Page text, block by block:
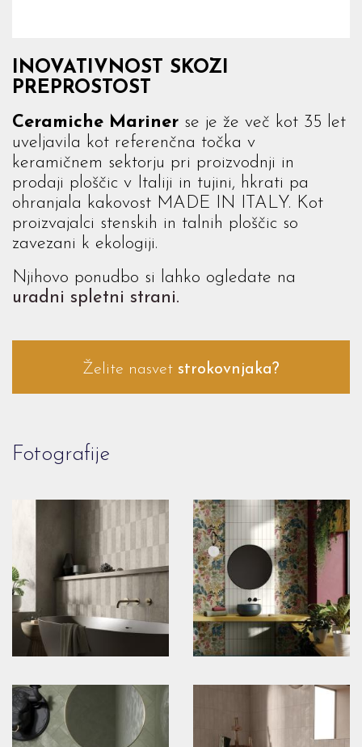
INOVATIVNOST SKOZI
PREPROSTOST
Ceramiche Mariner se je že več kot 35 let
uveljavila kot referenčna točka v
keramičnem sektorju pri proizvodnji in
prodaji ploščic v Italiji in tujini, hkrati pa
ohranjala kakovost MADE IN ITALY. Kot
proizvajalci stenskih in talnih ploščic so
zavezani k ekologiji.
Njihovo ponudbo si lahko ogledate na
uradni spletni strani.
Želite nasvet strokovnjaka?
Fotografije